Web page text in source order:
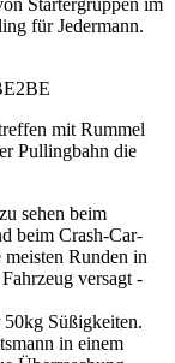
Startergruppen im
für Jedermann.
mit Rummel
Pullingbahn die
sehen beim
beim Crash-Car-
Runden in
versagt -
Süßigkeiten.
in einem